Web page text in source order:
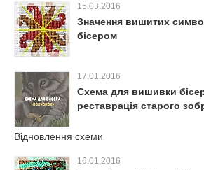
15.03.2016
Значення вишитих
бісером
17.01.2016
Схема для вишивки
реставрація старого
Відновлення схеми
16.01.2016